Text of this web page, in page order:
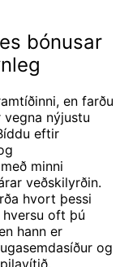
bónusar
en farðu
nýjustu
eftir
minni
veðskilyrðin.
hvort þessi
oft þú
hann er
og